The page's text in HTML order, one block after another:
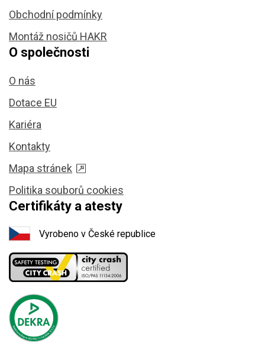
Obchodní podmínky
Montáž nosičů HAKR
O společnosti
O nás
Dotace EU
Kariéra
Kontakty
Mapa stránek
Politika souborů cookies
Certifikáty a atesty
Vyrobeno v České republice